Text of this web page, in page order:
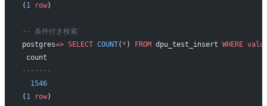
( 1 row)
-- 条件付き検索
postgres=> SELECT COUNT( * ) FROM dpu_test_insert WHERE
count
-------
  1546
( 1 row)